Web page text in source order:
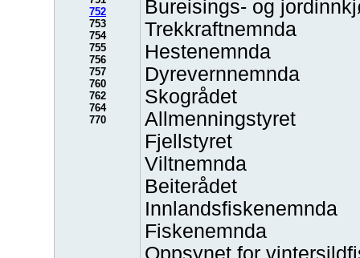
752
753
754
755
756
757
760
762
764
770
Bureisings- og
Trekkraftnemnda
Hestenemnda
Dyrevernnemnda
Skogrådet
Allmenningstyret
Fjellstyret
Viltnemnda
Beiterådet
Innlandsfiskenemnda
Fiskenemnda
Oppsynet for